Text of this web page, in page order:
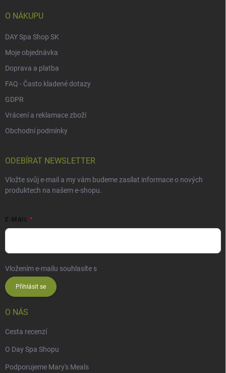
O NÁKUPU
DAY Spa Shop SK
Moje objednávka
Doprava a platba
FAQ - Často kladené dotazy
GDPR
Vrácení a reklamace zboží
Obchodní podmínky
ODEBÍRAT NEWSLETTER
Vložte svůj e-mail a my vám budeme zasílat informace o nových
produktech na našem e-shopu.
E-MAIL
Vložením e-mailu souhlasíte s
Přihlásit se
O NÁS
Cesta recenzí
O Day Spa Shopu
Podporujeme Mary's Meals